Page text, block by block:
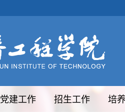
党建工作 招生工作 培